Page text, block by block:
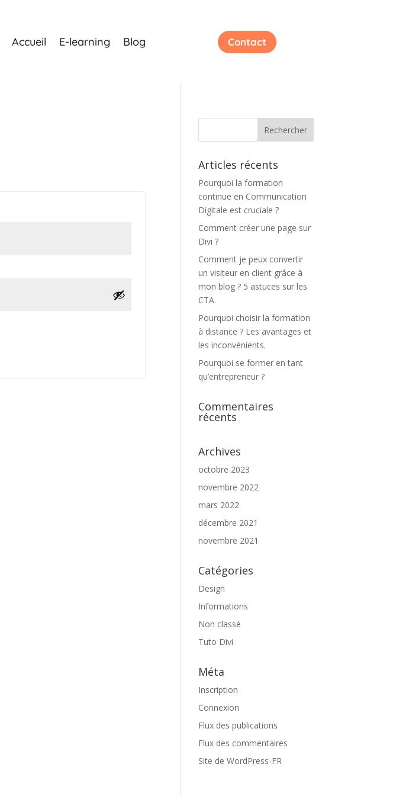
Accueil E-learning Blog Contact
Articles récents
Pourquoi la formation
continue en Communication
Digitale est cruciale ?
Comment créer une page sur
Divi ?
Comment je peux convertir
un visiteur en client grâce à
mon blog ? 5 astuces sur les
CTA.
Pourquoi choisir la formation
à distance ? Les avantages et
les inconvénients.
Pourquoi se former en tant
qu’entrepreneur ?
Commentaires
récents
Archives
octobre 2023
novembre 2022
mars 2022
décembre 2021
novembre 2021
Catégories
Design
Informations
Non classé
Tuto Divi
Méta
Inscription
Connexion
Flux des publications
Flux des commentaires
Site de WordPress-FR